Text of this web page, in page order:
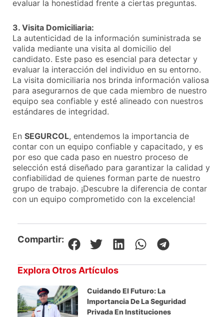
evaluar la honestidad frente a ciertas preguntas.
3. Visita Domiciliaria:
La autenticidad de la información suministrada se
valida mediante una visita al domicilio del
candidato. Este paso es esencial para detectar y
evaluar la interacción del individuo en su entorno.
La visita domiciliaria nos brinda información valiosa
para asegurarnos de que cada miembro de nuestro
equipo sea confiable y esté alineado con nuestros
estándares de integridad.
En SEGURCOL, entendemos la importancia de
contar con un equipo confiable y capacitado, y es
por eso que cada paso en nuestro proceso de
selección está diseñado para garantizar la calidad y
confiabilidad de quienes forman parte de nuestro
grupo de trabajo. ¡Descubre la diferencia de contar
con un equipo comprometido con la excelencia!
Compartir:
Explora Otros Artículos
Cuidando El Futuro: La
Importancia De La Seguridad
Privada En Instituciones